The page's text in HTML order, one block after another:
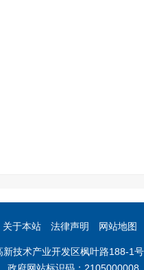
关于本站 法律声明 网站地图
技术产业开发区枫叶路188-